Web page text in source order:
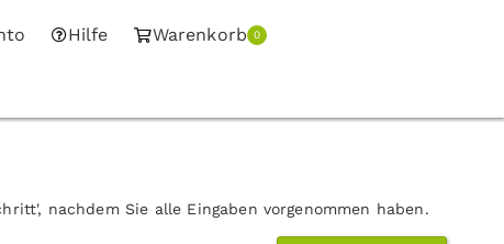
Hilfe Warenkorb 0
nachdem Sie alle Eingaben vorgenommen haben.